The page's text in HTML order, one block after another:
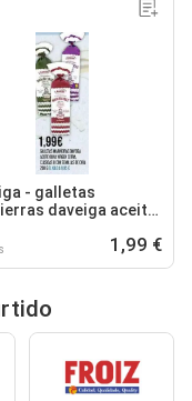
- galletas
daveiga aceite
semillas de chia1,99 €